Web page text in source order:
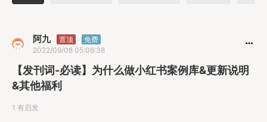
阿九 置顶
免费
2022/09/08 05:06:38
【发刊词-必读】为什么做小红书案例库&更新说明
&其他福利
1 有启发